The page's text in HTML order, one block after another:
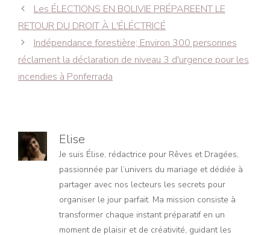
Navigation
des
articles
Les ÉLECTIONS EN BOLIVIE PRÉPAREENT LE
RETOUR DU DROIT À L'ÉLÉCTRICÉ
Indépendance forestière; Environ 300 personnes
réclament la déclaration de niveau 3 d'urgence pour les
incendies à Ponferrada
Elise
Je suis Élise, rédactrice pour Rêves et Dragées,
passionnée par l’univers du mariage et dédiée à
partager avec nos lecteurs les secrets pour
organiser le jour parfait. Ma mission consiste à
transformer chaque instant préparatif en un
moment de plaisir et de créativité, guidant les